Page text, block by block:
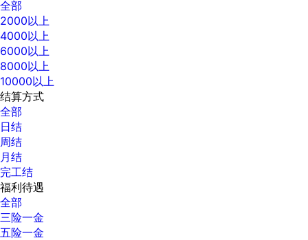
全部
2000以上
4000以上
6000以上
8000以上
10000以上
结算方式
全部
日结
周结
月结
完工结
福利待遇
全部
三险一金
五险一金